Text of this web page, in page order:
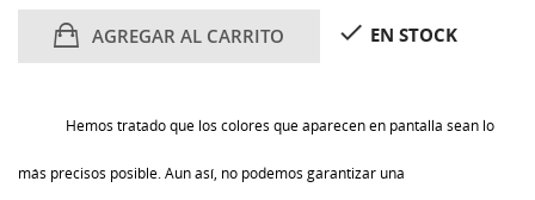
AGREGAR AL CARRITO  EN STOCK
Hemos tratado que los colores que aparecen en pantalla sean lo
más precisos posible. Aun así, no podemos garantizar una